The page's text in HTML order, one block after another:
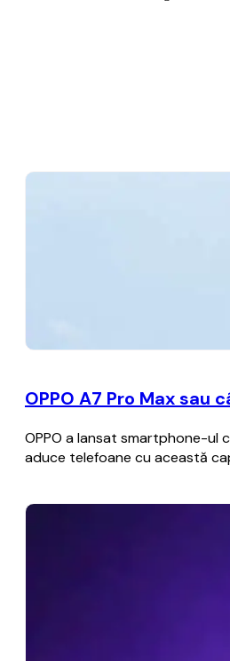
OPPO A7 Pro Max
OPPO a lansat smartphone-ul
aduce telefoane cu această